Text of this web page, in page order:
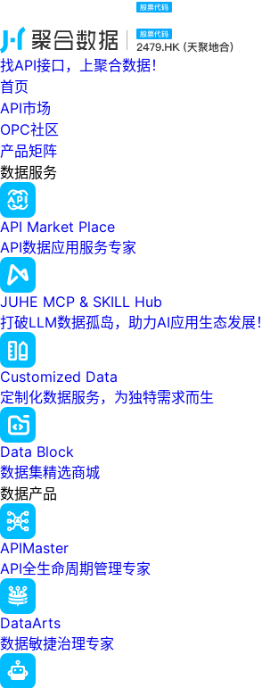
找API接口，上聚合数据！
首页
API市场
OPC社区
产品矩阵
数据服务
API Market Place
API数据应用服务专家
JUHE MCP & SKILL Hub
打破LLM数据孤岛，助力AI应用生态发展！
Customized Data
定制化数据服务，为独特需求而生
Data Block
数据集精选商城
数据产品
APIMaster
API全生命周期管理专家
DataArts
数据敏捷治理专家